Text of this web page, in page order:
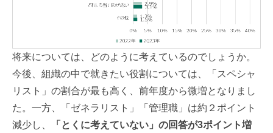
将来については、どのように考えているのでしょうか。
今後、組織の中で就きたい役割については、「スペシャ
リスト」の割合が最も高く、前年度から微増となりまし
た。一方、「ゼネラリスト」「管理職」は約２ポイント
減少し、
「とくに考えていない」の回答が3ポイント増